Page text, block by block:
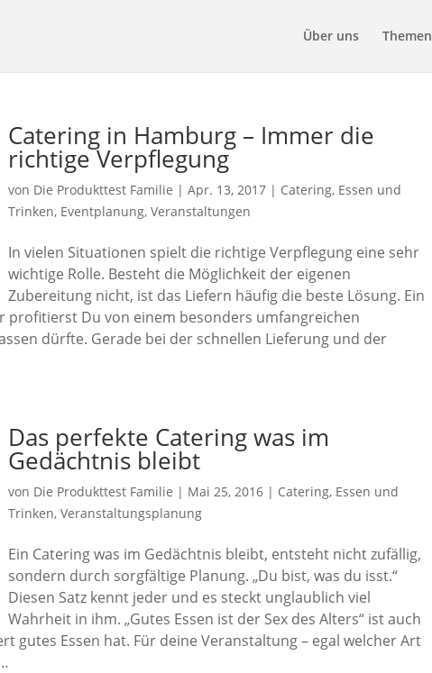
Über uns Themen
Catering in Hamburg – Immer die
richtige Verpflegung
von Die Produkttest Familie |Apr. 13, 2017 | Catering, Essen und
Trinken, Eventplanung,Veranstaltungen
In vielen Situationen spielt die richtige Verpflegung eine sehr
wichtige Rolle. Besteht die Möglichkeit der eigenen
Zubereitung nicht, ist das Liefern häufig die beste Lösung. Ein
profitierst Du von einem besonders umfangreichen
dürfte. Gerade bei der schnellen Lieferung und der
Das perfekte Catering was im
Gedächtnis bleibt
von Die Produkttest Familie | Mai 25, 2016 | Catering, Essen und
Trinken,Veranstaltungsplanung
Ein Catering was im Gedächtnis bleibt, entsteht nicht zufällig,
sondern durch sorgfältige Planung. „Du bist, was du isst.“
Diesen Satz kennt jeder und es steckt unglaublich viel
Wahrheit in ihm. „Gutes Essen ist der Sex des Alters“ ist auch
gutes Essen hat. Für deine Veranstaltung – egal welcher Art